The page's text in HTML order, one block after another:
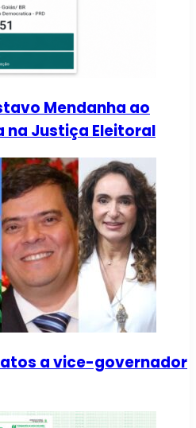
Mendanha ao
na Justiça Eleitoral
a vice-governador